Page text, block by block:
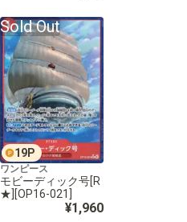
Sold Out
19P
ワンピース
モビーディック号[R
★][OP16-021]
¥1,960